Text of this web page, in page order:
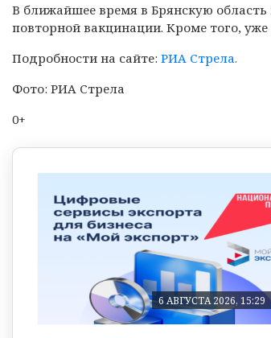
В ближайшее время в Брянскую
повторной вакцинации. Кроме того,
Подробности на сайте: РИА Стрела.
Фото: РИА Стрела
0+
6 АВГУСТА 2026, 15:29